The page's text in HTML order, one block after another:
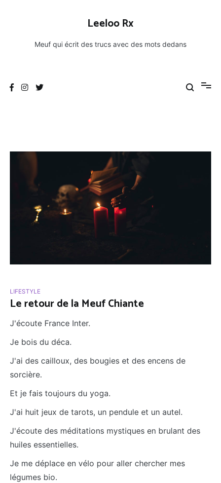
Leeloo Rx
Meuf qui écrit des trucs avec des mots dedans
LIFESTYLE
Le retour de la Meuf Chiante
J'écoute France Inter.
Je bois du déca.
J'ai des cailloux, des bougies et des encens de
sorcière.
Et je fais toujours du yoga.
J'ai huit jeux de tarots, un pendule et un autel.
J'écoute des méditations mystiques en brulant des
huiles essentielles.
Je me déplace en vélo pour aller chercher mes
légumes bio.